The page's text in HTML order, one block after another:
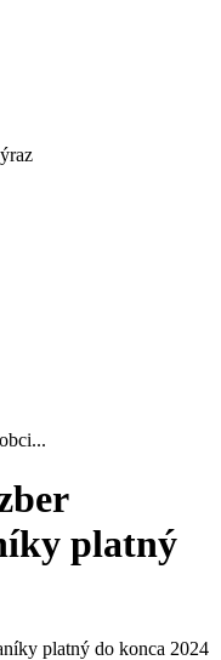
platný
platný do konca 2024